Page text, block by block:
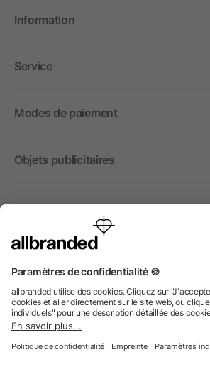
Information
Service
Modes de paiement
Objets publicitaires
International
Nous commercialisons nos objets